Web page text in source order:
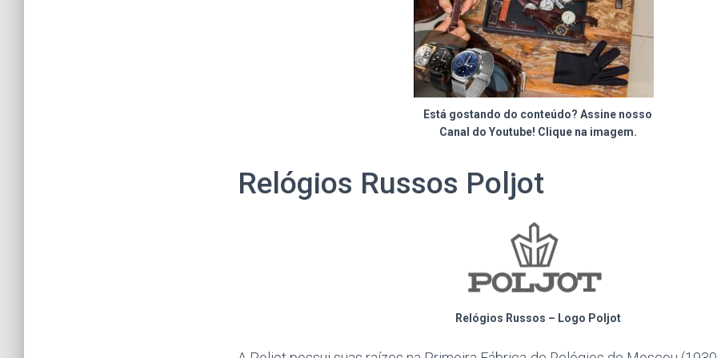
Está gostando do conteúdo? Assine nosso
Canal do Youtube! Clique na imagem.
Relógios Russos Poljot
Relógios Russos – Logo Poljot